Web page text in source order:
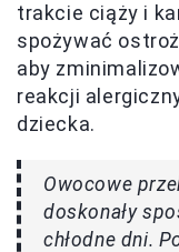
trakcie ciąży i
spożywać
aby
reakcji
dziecka.
Owocowe
doskonały
chłodne dni.